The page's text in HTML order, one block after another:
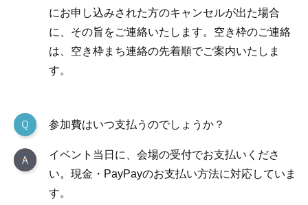
にお申し込みされた方のキャンセルが出た場合
に、その旨をご連絡いたします。空き枠のご連絡
は、空き枠まち連絡の先着順でご案内いたしま
す。
参加費はいつ支払うのでしょうか？
イベント当日に、会場の受付でお支払いくださ
い。現金・PayPayのお支払い方法に対応していま
す。